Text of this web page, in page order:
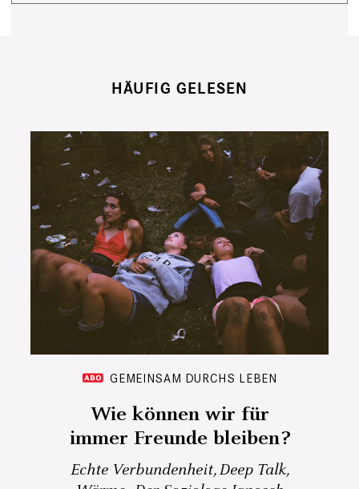
HÄUFIG GELESEN
GEMEINSAM DURCHS LEBEN
Wie können wir für
immer Freunde bleiben?
Echte Verbundenheit, Deep Talk,